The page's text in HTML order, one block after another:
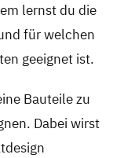
lernst du die
für welchen
geeignet ist.
Bauteile zu
Dabei wirst